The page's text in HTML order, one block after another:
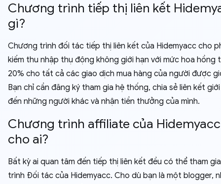
Chương trình tiếp thị liên kết
gì?
Chương trình đối tác tiếp thị liên kết của Hidemyacc cho
kiếm thu nhập thụ động không giới hạn với mức hoa hồng
20% cho tất cả các giao dịch mua hàng của người được
Bạn chỉ cần đăng ký tham gia hệ thống, chia sẻ liên kết
đến những người khác và nhận tiền thưởng của mình.
Chương trình affiliate của
cho ai?
Bất kỳ ai quan tâm đến tiếp thị liên kết đều có thể tham
trình Đối tác của Hidemyacc. Cho dù bạn là một blogger,